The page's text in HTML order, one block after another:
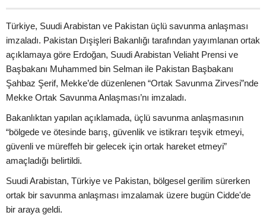
Türkiye, Suudi Arabistan ve Pakistan üçlü savunma anlaşması
imzaladı. Pakistan Dışişleri Bakanlığı tarafından yayımlanan ortak
açıklamaya göre Erdoğan, Suudi Arabistan Veliaht Prensi ve
Başbakanı Muhammed bin Selman ile Pakistan Başbakanı
Şahbaz Şerif, Mekke’de düzenlenen “Ortak Savunma Zirvesi”nde
Mekke Ortak Savunma Anlaşması’nı imzaladı.
Bakanlıktan yapılan açıklamada, üçlü savunma anlaşmasının
“bölgede ve ötesinde barış, güvenlik ve istikrarı teşvik etmeyi,
güvenli ve müreffeh bir gelecek için ortak hareket etmeyi”
amaçladığı belirtildi.
Suudi Arabistan, Türkiye ve Pakistan, bölgesel gerilim sürerken
ortak bir savunma anlaşması imzalamak üzere bugün Cidde'de
bir araya geldi.